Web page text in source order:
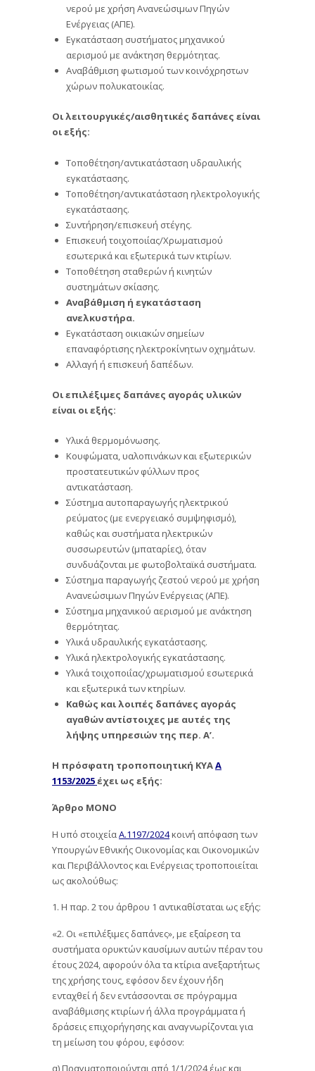
νερού με χρήση Ανανεώσιμων Πηγών
Ενέργειας (ΑΠΕ).
Εγκατάσταση συστήματος μηχανικού
αερισμού με ανάκτηση θερμότητας.
Αναβάθμιση φωτισμού των κοινόχρηστων
χώρων πολυκατοικίας.
Οι λειτουργικές/αισθητικές δαπάνες είναι
οι εξής:
Τοποθέτηση/αντικατάσταση υδραυλικής
εγκατάστασης.
Τοποθέτηση/αντικατάσταση ηλεκτρολογικής
εγκατάστασης.
Συντήρηση/επισκευή στέγης.
Επισκευή τοιχοποιίας/Χρωματισμού
εσωτερικά και εξωτερικά των κτιρίων.
Τοποθέτηση σταθερών ή κινητών
συστημάτων σκίασης.
Αναβάθμιση ή εγκατάσταση
ανελκυστήρα.
Εγκατάσταση οικιακών σημείων
επαναφόρτισης ηλεκτροκίνητων οχημάτων.
Αλλαγή ή επισκευή δαπέδων.
Οι επιλέξιμες δαπάνες αγοράς υλικών
είναι οι εξής:
Υλικά θερμομόνωσης.
Κουφώματα, υαλοπινάκων και εξωτερικών
προστατευτικών φύλλων προς
αντικατάσταση.
Σύστημα αυτοπαραγωγής ηλεκτρικού
ρεύματος (με ενεργειακό συμψηφισμό),
καθώς και συστήματα ηλεκτρικών
συσσωρευτών (μπαταρίες), όταν
συνδυάζονται με φωτοβολταϊκά συστήματα.
Σύστημα παραγωγής ζεστού νερού με χρήση
Ανανεώσιμων Πηγών Ενέργειας (ΑΠΕ).
Σύστημα μηχανικού αερισμού με ανάκτηση
θερμότητας.
Υλικά υδραυλικής εγκατάστασης.
Υλικά ηλεκτρολογικής εγκατάστασης.
Υλικά τοιχοποιΐας/χρωματισμού εσωτερικά
και εξωτερικά των κτηρίων.
Καθώς και λοιπές δαπάνες αγοράς
αγαθών αντίστοιχες με αυτές της
λήψης υπηρεσιών της περ. Α’.
Η πρόσφατη τροποποιητική ΚΥΑΑ
1153/2025έχει ως εξής:
Άρθρο ΜΟΝΟ
Η υπό στοιχείαΑ.1197/2024κοινή απόφαση των
Υπουργών Εθνικής Οικονομίας και Οικονομικών
και Περιβάλλοντος και Ενέργειας τροποποιείται
ως ακολούθως:
1. Η παρ. 2 του άρθρου 1 αντικαθίσταται ως εξής:
«2. Οι «επιλέξιμες δαπάνες», με εξαίρεση τα
συστήματα ορυκτών καυσίμων αυτών πέραν του
έτους 2024, αφορούν όλα τα κτίρια ανεξαρτήτως
της χρήσης τους, εφόσον δεν έχουν ήδη
ενταχθεί ή δεν εντάσσονται σε πρόγραμμα
αναβάθμισης κτιρίων ή άλλα προγράμματα ή
δράσεις επιχορήγησης και αναγνωρίζονται για
τη μείωση του φόρου, εφόσον:
α) Πραγματοποιούνται από 1/1/2024 έως και